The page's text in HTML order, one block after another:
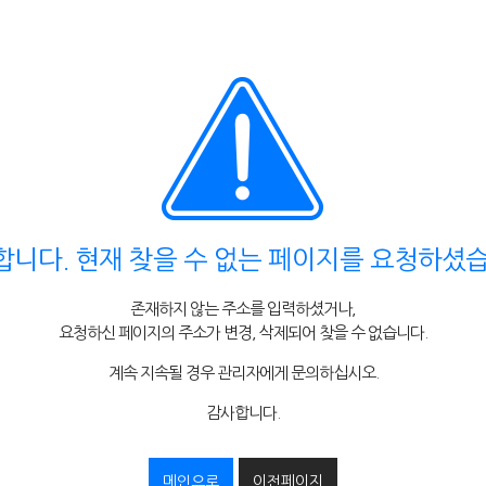
니다. 현재 찾을 수 없는 페이지를 요청하셨
존재하지 않는 주소를 입력하셨거나,
요청하신 페이지의 주소가 변경, 삭제되어 찾을 수 없습니다.
계속 지속될 경우 관리자에게 문의하십시오.
감사합니다.
메인으로 이전페이지